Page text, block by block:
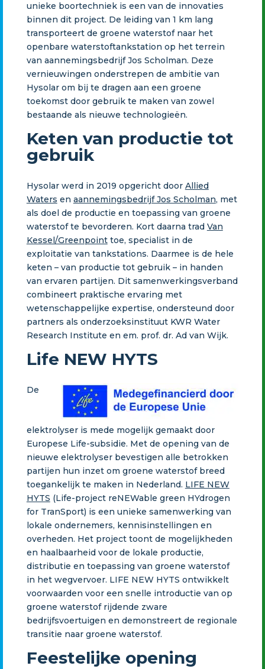
unieke boortechniek is een van de innovaties
binnen dit project. De leiding van 1 km lang
transporteert de groene waterstof naar het
openbare waterstoftankstation op het terrein
van aannemingsbedrijf Jos Scholman. Deze
vernieuwingen onderstrepen de ambitie van
Hysolar om bij te dragen aan een groene
toekomst door gebruik te maken van zowel
bestaande als nieuwe technologieën.
Keten van productie tot
gebruik
Hysolar werd in 2019 opgericht door Allied
Waters en aannemingsbedrijf Jos Scholman, met
als doel de productie en toepassing van groene
waterstof te bevorderen. Kort daarna trad Van
Kessel/Greenpointtoe, specialist in de
exploitatie van tankstations. Daarmee is de hele
keten – van productie tot gebruik – in handen
van ervaren partijen. Dit samenwerkingsverband
combineert praktische ervaring met
wetenschappelijke expertise, ondersteund door
partners als onderzoeksinstituut KWR Water
Research Institute en em. prof. dr. Ad van Wijk.
Life NEW HYTS
De
elektrolyser is mede mogelijk gemaakt door
Europese Life-subsidie. Met de opening van de
nieuwe elektrolyser bevestigen alle betrokken
partijen hun inzet om groene waterstof breed
toegankelijk te maken in Nederland. LIFE NEW
HYTS (Life-project reNEWable green HYdrogen
for TranSport) is een unieke samenwerking van
lokale ondernemers, kennisinstellingen en
overheden. Het project toont de mogelijkheden
en haalbaarheid voor de lokale productie,
distributie en toepassing van groene waterstof
in het wegvervoer. LIFE NEW HYTS ontwikkelt
voorwaarden voor een snelle introductie van op
groene waterstof rijdende zware
bedrijfsvoertuigen en demonstreert de regionale
transitie naar groene waterstof.
Feestelijke opening